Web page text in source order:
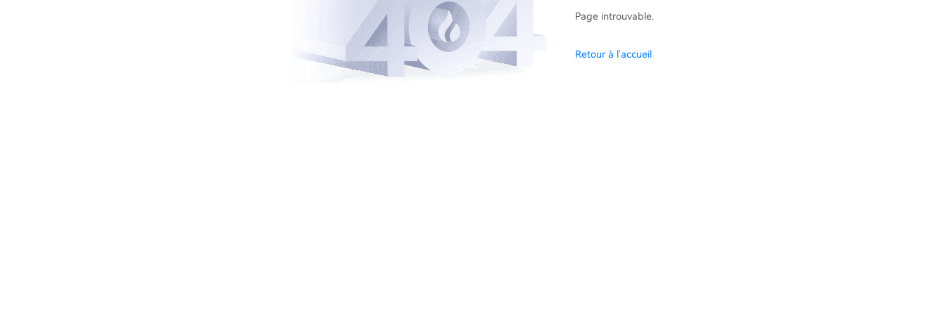
Page introuvable.
Retour à l'accueil